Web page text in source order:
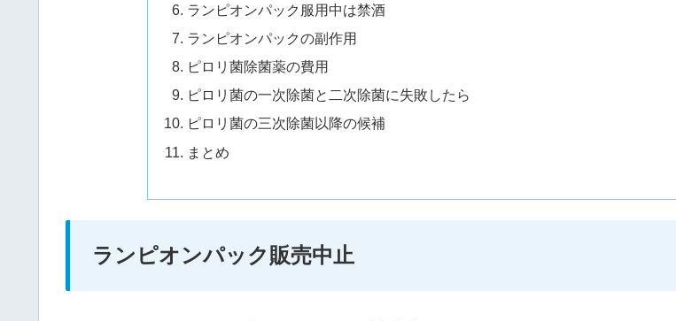
ランピオンパック服用中は禁酒
ランピオンパックの副作用
ピロリ菌除菌薬の費用
ピロリ菌の一次除菌と二次除菌に失敗したら
ピロリ菌の三次除菌以降の候補
まとめ
ランピオンパック販売中止